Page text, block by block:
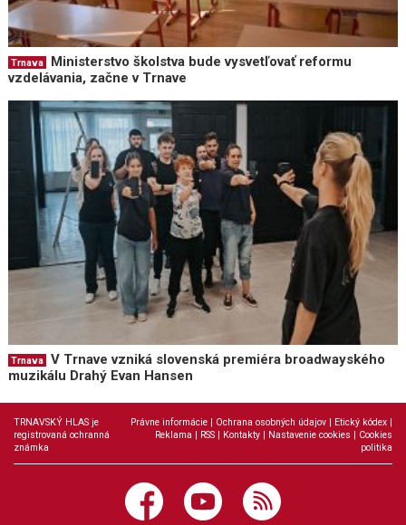
Trnava
Ministerstvo školstva bude vysvetľovať reformu
vzdelávania, začne v Trnave
Trnava
V Trnave vzniká slovenská premiéra broadwayského
muzikálu Drahý Evan Hansen
TRNAVSKÝ HLAS je
registrovaná ochranná
známka
Právne informácie | Ochrana osobných údajov | Etický kódex |
Reklama | RSS | Kontakty | Nastavenie cookies | Cookies
politika